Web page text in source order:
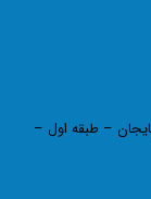
– طبقه اول –